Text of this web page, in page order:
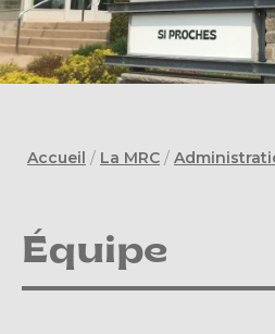
Accueil / La MRC /
Équipe